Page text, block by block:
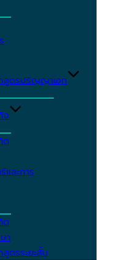
สูตรปริญญาเอก
จ
ต
ละการ
ต
า
ตรระยะสั้น